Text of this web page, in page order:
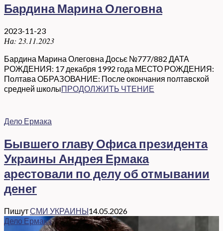
Бардина Марина Олеговна
2023-11-23
На: 23.11.2023
Бардина Марина Олеговна Досьє №777/882 ДАТА
РОЖДЕНИЯ: 17 декабря 1992 года МЕСТО РОЖДЕНИЯ:
Полтава ОБРАЗОВАНИЕ: После окончания полтавской
средней школыПРОДОЛЖИТЬ ЧТЕНИЕ
Дело Ермака
Бывшего главу Офиса президента
Украины Андрея Ермака
арестовали по делу об отмывании
денег
ПишутСМИ УКРАИНЫ14.05.2026
Дело Ермака